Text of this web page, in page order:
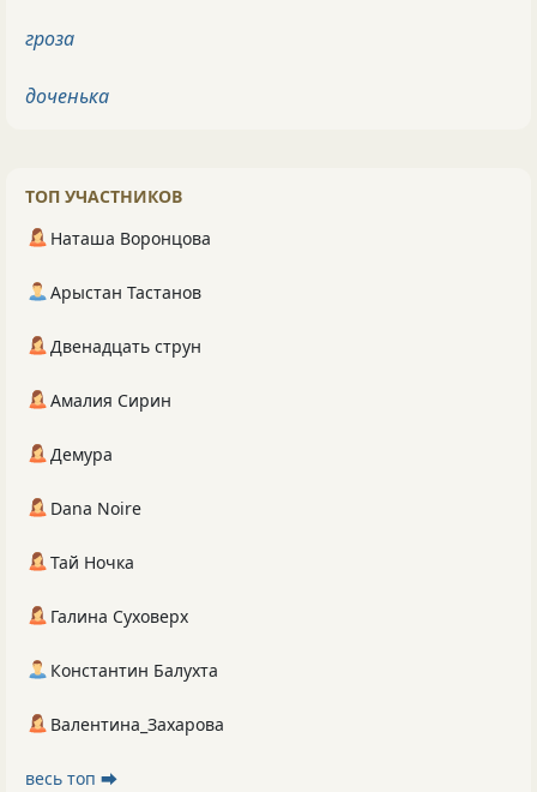
гроза
доченька
ТОП УЧАСТНИКОВ
Наташа Воронцова
Арыстан Тастанов
Двенадцать струн
Амалия Сирин
Демура
Dana Noire
Тай Ночка
Галина Суховерх
Константин Балухта
Валентина_Захарова
весь топ ⮕